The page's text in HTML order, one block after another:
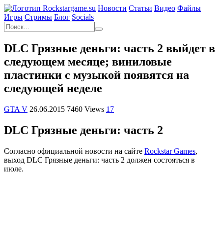
Новости Статьи Видео Файлы
Игры Cтримы Блог Socials
DLC Грязные деньги: часть 2 выйдет в
следующем месяце; виниловые
пластинки с музыкой появятся на
следующей неделе
GTA V 26.06.2015 7460 Views 17
DLC Грязные деньги: часть 2
Согласно официальной новости на сайте Rockstar Games,
выход DLC Грязные деньги: часть 2 должен состояться в
июле.